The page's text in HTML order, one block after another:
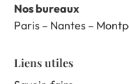
Nos bureaux
Paris – Nantes –
Liens utiles